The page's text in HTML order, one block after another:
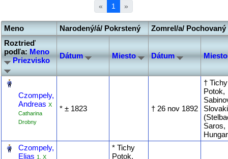
« 1 »
Meno Narodený/á/ Pokrstený
Zomrel/a/ Pochovaný
Roztrieď
podľa:Meno
Priezvisko
Dátum Miesto Dátum
Czompely,
Andreas X
Catharina
Drobny
* ‎± 1823 † ‎26 nov 1892
† Tichy
Potok,
Saros,
Czompely,
Elias 1. X
* Tichy
Potok,